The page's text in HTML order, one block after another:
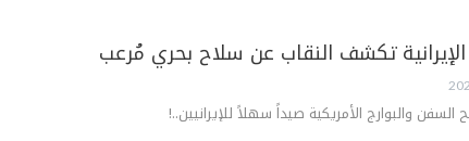
الإيرانية تكشف النقاب عن سلاح بحري مُرعب
والبوارج الأمريكية صيداً سهلاً للإيرانيين..!